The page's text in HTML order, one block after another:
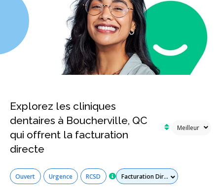
Explorez les cliniques
dentaires à Boucherville, QC
qui offrent la facturation
directe
Ouvert Urgence RCSD Tous les services